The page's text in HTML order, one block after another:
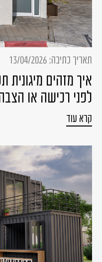
תאריך כתיבה: 13/04/2026
איך מזהים מיגונית
לפני רכישה או
קרא עוד